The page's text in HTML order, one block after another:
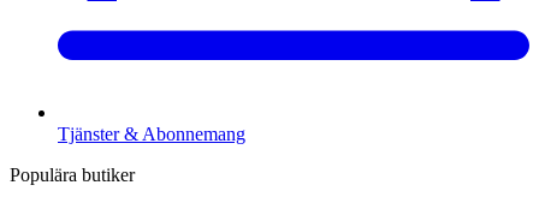
Tjänster & Abonnemang
Populära butiker